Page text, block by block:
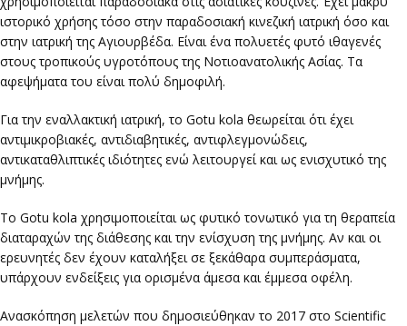
ιστορικό χρήσης τόσο στην παραδοσιακή κινεζική ιατρική όσο και
στην ιατρική της Αγιουρβέδα. Είναι ένα πολυετές φυτό ιθαγενές
στους τροπικούς υγροτόπους της Νοτιοανατολικής Ασίας. Τα
αφεψήματα του είναι πολύ δημοφιλή.
Για την εναλλακτική ιατρική, το Gotu kola θεωρείται ότι έχει
αντιμικροβιακές, αντιδιαβητικές, αντιφλεγμονώδεις,
αντικαταθλιπτικές ιδιότητες ενώ λειτουργεί και ως ενισχυτικό της
μνήμης.
Το Gotu kola χρησιμοποιείται ως φυτικό τονωτικό για τη θεραπεία
διαταραχών της διάθεσης και την ενίσχυση της μνήμης. Αν και οι
ερευνητές δεν έχουν καταλήξει σε ξεκάθαρα συμπεράσματα,
υπάρχουν ενδείξεις για ορισμένα άμεσα και έμμεσα οφέλη.
Ανασκόπηση μελετών που δημοσιεύθηκαν το 2017 στο Scientific